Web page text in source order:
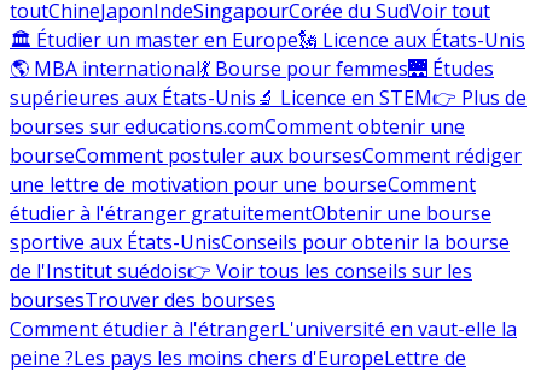
toutChineJaponIndeSingapourCorée du SudVoir tout
🏛 Étudier un master en Europe🗽 Licence aux États-Unis
🌎 MBA international💃 Bourse pour femmes🌉 Études
supérieures aux États-Unis🔬 Licence en STEM👉 Plus de
bourses sur educations.comComment obtenir une
bourseComment postuler aux boursesComment rédiger
une lettre de motivation pour une bourseComment
étudier à l'étranger gratuitementObtenir une bourse
sportive aux États-UnisConseils pour obtenir la bourse
de l'Institut suédois👉 Voir tous les conseils sur les
boursesTrouver des bourses
Comment étudier à l'étrangerL'université en vaut-elle la
peine ?Les pays les moins chers d'EuropeLettre de